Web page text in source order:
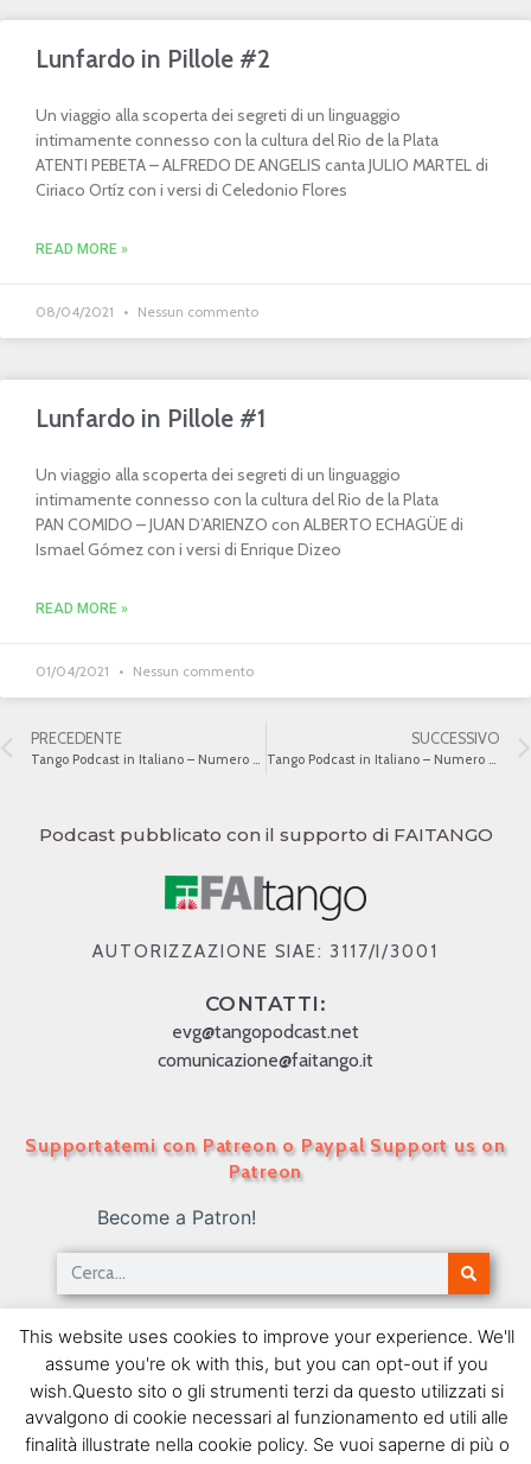
Lunfardo in Pillole #2
Un viaggio alla scoperta dei segreti di un linguaggio
intimamente connesso con la cultura del Rio de la Plata
ATENTI PEBETA – ALFREDO DE ANGELIS canta JULIO MARTEL di
Ciriaco Ortíz con i versi di Celedonio Flores
READ MORE »
08/04/2021 Nessun commento
Lunfardo in Pillole #1
Un viaggio alla scoperta dei segreti di un linguaggio
intimamente connesso con la cultura del Rio de la Plata
PAN COMIDO – JUAN D’ARIENZO con ALBERTO ECHAGÜE di
Ismael Gómez con i versi di Enrique Dizeo
READ MORE »
01/04/2021 Nessun commento
PRECEDENTE SUCCESSIVO
Podcast pubblicato con il supporto di FAITANGO
AUTORIZZAZIONE SIAE: 3117/I/3001
CONTATTI:
evg@tangopodcast.net
comunicazione@faitango.it
Supportatemi con Patreon o Paypal Support us on
Patreon
Become a Patron!
Tango Podcast in Italiano – Numero 381 – Buenos
Aires – París IX
26/09/2017
SEGUIMI SU FACEBOOK
This website uses cookies to improve your experience. We'll
assume you're ok with this, but you can opt-out if you
wish.Questo sito o gli strumenti terzi da questo utilizzati si
avvalgono di cookie necessari al funzionamento ed utili alle
finalità illustrate nella cookie policy. Se vuoi saperne di più o